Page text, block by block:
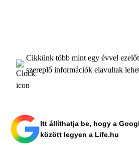
Cikkünk több mint egy évvel
szereplő információk elavultak
Itt állíthatja be, hogy a
között legyen a Life.hu